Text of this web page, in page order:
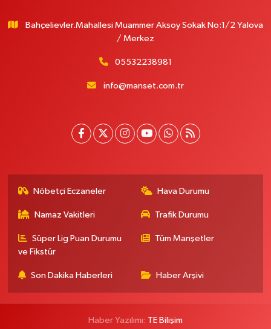
Bahçelievler.Mahallesi Muammer Aksoy Sokak No:1/2 Yalova
/ Merkez
05532238981
info@manset.com.tr
Nöbetçi Eczaneler Hava Durumu
Namaz Vakitleri Trafik Durumu
Süper Lig Puan Durumu
ve Fikstür
Tüm Manşetler
Son Dakika Haberleri Haber Arşivi
Haber Yazılımı: TE Bilişim